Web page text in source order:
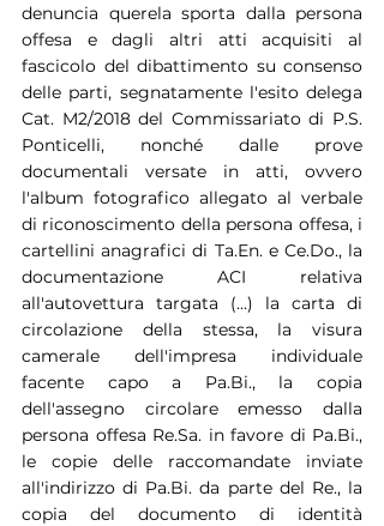
denuncia querela sporta dalla persona
offesa e dagli altri atti acquisiti al
fascicolo del dibattimento su consenso
delle parti, segnatamente l'esito delega
Cat. M2/2018 del Commissariato di P.S.
Ponticelli, nonché dalle prove
documentali versate in atti, ovvero
l'album fotografico allegato al verbale
di riconoscimento della persona offesa, i
cartellini anagrafici di Ta.En. e Ce.Do., la
documentazione ACI relativa
all'autovettura targata (...) la carta di
circolazione della stessa, la visura
camerale dell'impresa individuale
facente capo a Pa.Bi., la copia
dell'assegno circolare emesso dalla
persona offesa Re.Sa. in favore di Pa.Bi.,
le copie delle raccomandate inviate
all'indirizzo di Pa.Bi. da parte del Re., la
copia del documento di identità